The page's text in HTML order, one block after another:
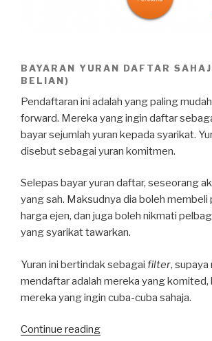
BAYARAN YURAN DAFTAR
BELIAN)
Pendaftaran ini adalah yang paling
forward. Mereka yang ingin daftar
bayar sejumlah yuran kepada syarikat.
disebut sebagai yuran komitmen.
Selepas bayar yuran daftar, seseorang
yang sah. Maksudnya dia boleh membeli
harga ejen, dan juga boleh nikmati
yang syarikat tawarkan.
Yuran ini bertindak sebagai filter,
mendaftar adalah mereka yang komited,
mereka yang ingin cuba-cuba sahaja.
Continue reading“Daftar